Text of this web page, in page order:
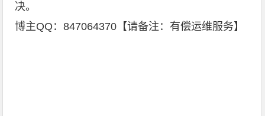
决。
博主QQ：847064370【请备注：有偿运维服务】